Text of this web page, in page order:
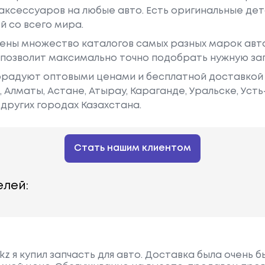
на любые авто. Есть оригинальные
со всего мира.
множество каталогов самых разных марок
максимально точно подобрать нужную
оптовыми ценами и бесплатной доставкой
Алматы, Астане, Атырау, Караганде, Уральске,
городах Казахстана.
Стать нашим клиентом
я купил запчасть для авто. Доставка была очень